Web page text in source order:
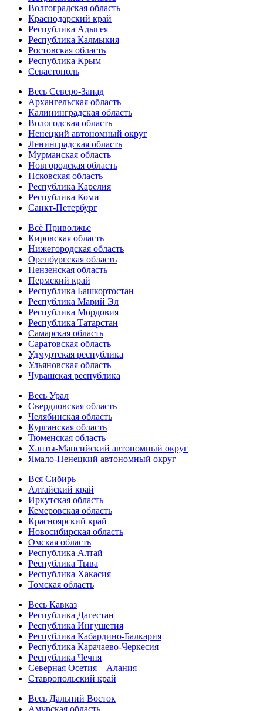
Волгоградская область
Краснодарский край
Республика Адыгея
Республика Калмыкия
Ростовская область
Республика Крым
Севастополь
Весь Северо-Запад
Архангельская область
Калининградская область
Вологодская область
Ненецкий автономный округ
Ленинградская область
Мурманская область
Новгородская область
Псковская область
Республика Карелия
Республика Коми
Санкт-Петербург
Всё Приволжье
Кировская область
Нижегородская область
Оренбургская область
Пензенская область
Пермский край
Республика Башкортостан
Республика Марий Эл
Республика Мордовия
Республика Татарстан
Самарская область
Саратовская область
Удмуртская республика
Ульяновская область
Чувашская республика
Весь Урал
Свердловская область
Челябинская область
Курганская область
Тюменская область
Ханты-Мансийский автономный округ
Ямало-Ненецкий автономный округ
Вся Сибирь
Алтайский край
Иркутская область
Кемеровская область
Красноярский край
Новосибирская область
Омская область
Республика Алтай
Республика Тыва
Республика Хакасия
Томская область
Весь Кавказ
Республика Дагестан
Республика Ингушетия
Республика Кабардино-Балкария
Республика Карачаево-Черкесия
Республика Чечня
Северная Осетия – Алания
Ставропольский край
Весь Дальний Восток
Амурская область